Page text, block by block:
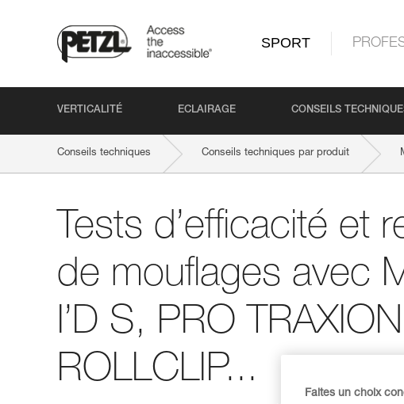
SPORT
VERTICALITÉ ECLAIRAGE CONSEILS
Conseils techniques Conseils techniques par produit
Tests d’efficacité et
de mouflages avec
I’D S, PRO
ROLLCLIP...
Faites un choix